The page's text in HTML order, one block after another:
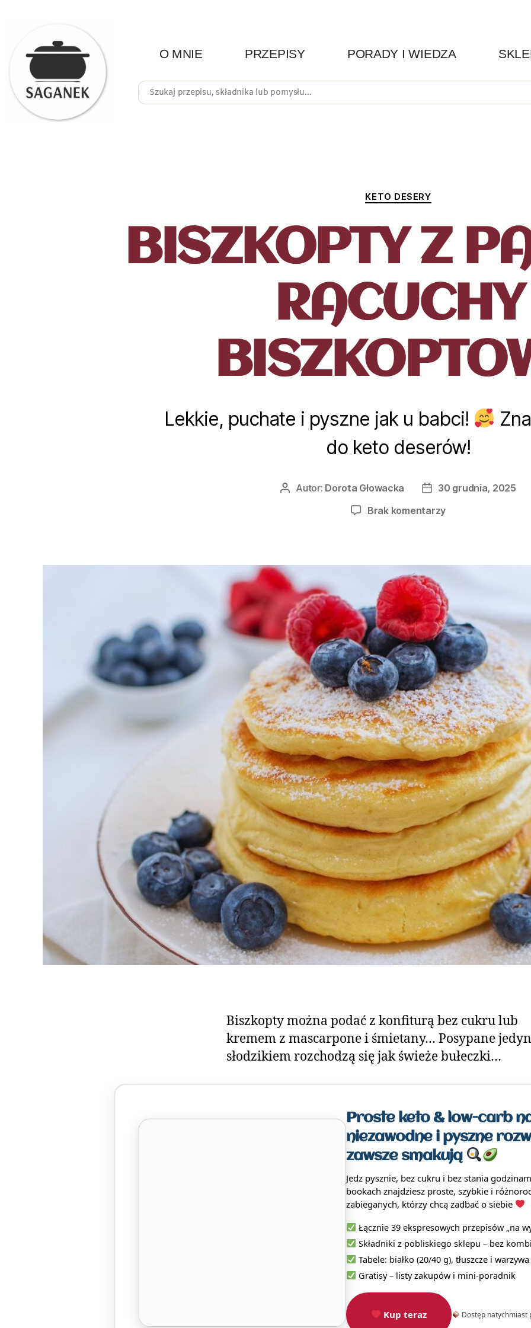
O MNIE PRZEPISY PORADY I WIEDZA
KETO DESERY
BISZKOPTY Z
RACUCHY
Lekkie, puchate i pyszne jak u babci!
do keto deserów!
Autor: Dorota Głowacka
30 grudnia, 2025
Brak komentarzy
Biszkopty można podać z konfiturą bez cukru lub
kremem z mascarpone i śmietany… Posypane
słodzikiem rozchodzą się jak świeże bułeczki…
Proste keto & low-carb
niezawodne i pyszne
zawsze smakują
Jedz pysznie, bez cukru i bez stania
bookach znajdziesz proste, szybkie i
zabieganych, którzy chcą zadbać o siebie
Łącznie 39 ekspresowych przepisów „na
Składniki z pobliskiego sklepu – bez
Tabele: białko (20/40 g), tłuszcze i
Gratisy – listy zakupów i mini-poradnik
Kup teraz Dostęp natychmiast